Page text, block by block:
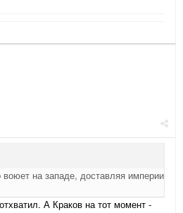
на западе, доставляя империи
А Краков на тот момент -